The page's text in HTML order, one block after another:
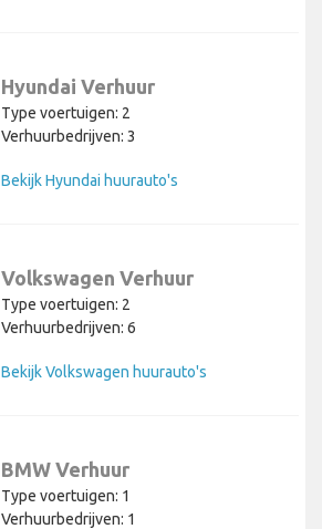
Hyundai Verhuur
Type voertuigen: 2
Verhuurbedrijven: 3
Bekijk Hyundai huurauto's
Volkswagen Verhuur
Type voertuigen: 2
Verhuurbedrijven: 6
Bekijk Volkswagen huurauto's
BMW Verhuur
Type voertuigen: 1
Verhuurbedrijven: 1